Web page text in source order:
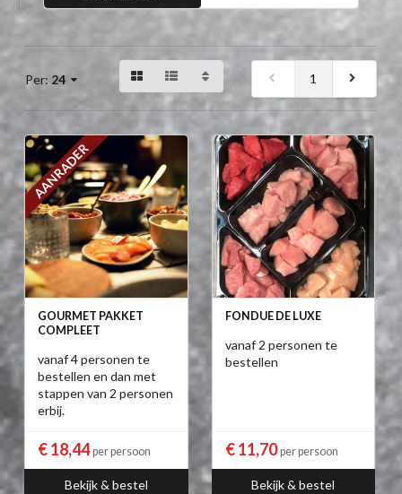
Per: 24 1
AANRADER
GOURMET PAKKET
COMPLEET
vanaf 4 personen te
bestellen en dan met
stappen van 2 personen
erbij.
€ 18,44per persoon
Bekijk & bestel
FONDUE DE LUXE
vanaf 2 personen te
bestellen
€ 11,70per persoon
Bekijk & bestel